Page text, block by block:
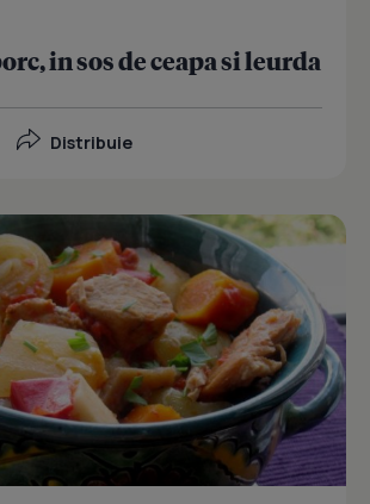
in sos de ceapa si leurda
Distribuie